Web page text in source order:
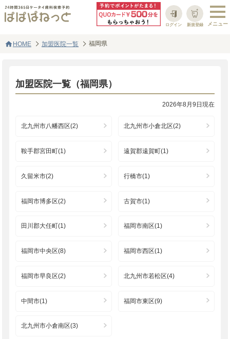
新規登録
ログイン
homeHOME 加盟医院一覧 福岡県
加盟医院一覧（福岡県）
2026年8月9日現在
北九州市八幡西区(2) 北九州市小倉北区(2)
鞍手郡宮田町(1) 遠賀郡遠賀町(1)
久留米市(2) 行橋市(1)
福岡市博多区(2) 古賀市(1)
田川郡大任町(1) 福岡市南区(1)
福岡市中央区(8) 福岡市西区(1)
福岡市早良区(2) 北九州市若松区(4)
中間市(1) 福岡市東区(9)
北九州市小倉南区(3)